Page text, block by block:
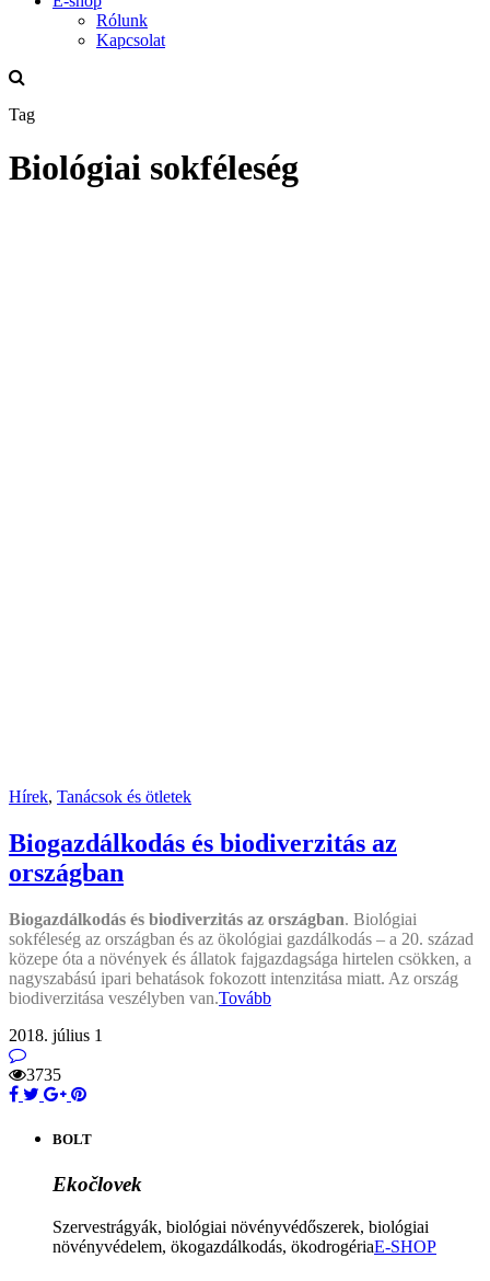
Rólunk
Kapcsolat
Tag
Biológiai sokféleség
Hírek, Tanácsok és ötletek
Biogazdálkodás és biodiverzitás az
országban
Biogazdálkodás és biodiverzitás az országban. Biológiai
sokféleség az országban és az ökológiai gazdálkodás – a 20. század
közepe óta a növények és állatok fajgazdagsága hirtelen csökken, a
nagyszabású ipari behatások fokozott intenzitása miatt. Az ország
biodiverzitása veszélyben van.Tovább
2018. július 1
3735
BOLT
Ekočlovek
Szervestrágyák, biológiai növényvédőszerek, biológiai
növényvédelem, ökogazdálkodás, ökodrogériaE-SHOP